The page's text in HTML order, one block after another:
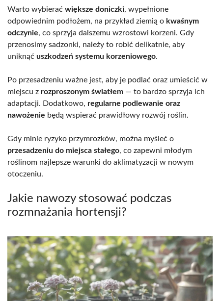
Warto wybierać większe doniczki, wypełnione
odpowiednim podłożem, na przykład ziemią o kwaśnym
odczynie, co sprzyja dalszemu wzrostowi korzeni. Gdy
przenosimy sadzonki, należy to robić delikatnie, aby
uniknąć uszkodzeń systemu korzeniowego.
Po przesadzeniu ważne jest, aby je podlać oraz umieścić w
miejscu z rozproszonym światłem — to bardzo sprzyja ich
adaptacji. Dodatkowo, regularne podlewanie oraz
nawożenie będą wspierać prawidłowy rozwój roślin.
Gdy minie ryzyko przymrozków, można myśleć o
przesadzeniu do miejsca stałego, co zapewni młodym
roślinom najlepsze warunki do aklimatyzacji w nowym
otoczeniu.
Jakie nawozy stosować podczas
rozmnażania hortensji?